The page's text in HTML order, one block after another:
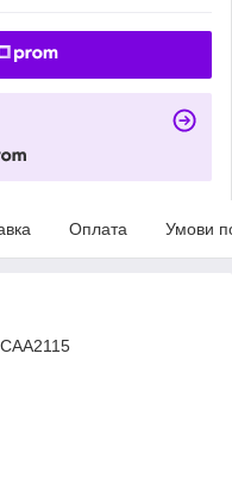
Оплата Умови